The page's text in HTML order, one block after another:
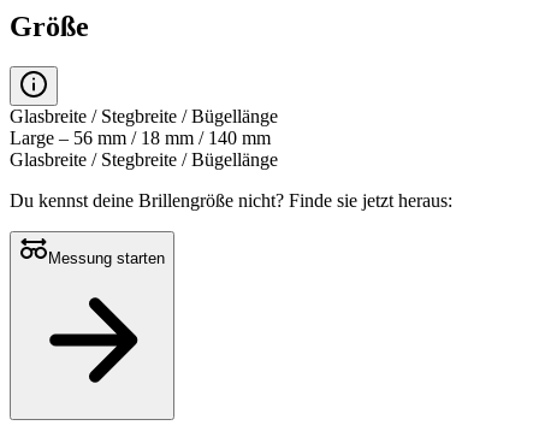
Größe
Glasbreite / Stegbreite / Bügellänge
Large – 56 mm / 18 mm / 140 mm
Glasbreite / Stegbreite / Bügellänge
Du kennst deine Brillengröße nicht? Finde sie jetzt heraus:
Messung starten